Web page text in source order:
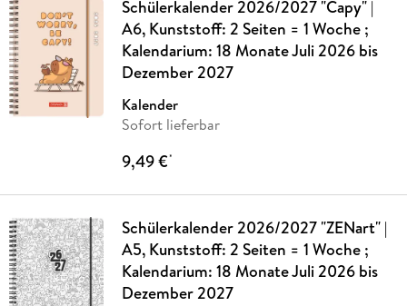
Schülerkalender 2026/2027 "Capy" |
A6, Kunststoff: 2 Seiten = 1 Woche ;
Kalendarium: 18 Monate Juli 2026 bis
Dezember 2027
Kalender
Sofort lieferbar
9,49 €*
Schülerkalender 2026/2027 "ZENart" |
A5, Kunststoff: 2 Seiten = 1 Woche ;
Kalendarium: 18 Monate Juli 2026 bis
Dezember 2027